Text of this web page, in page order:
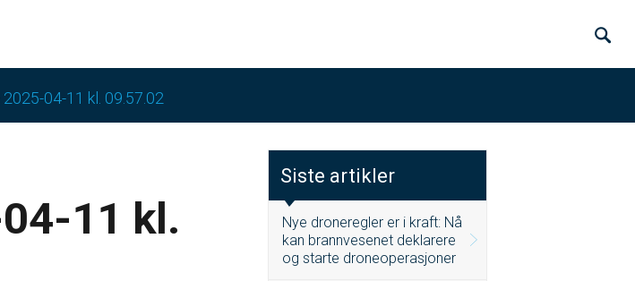
04-11 kl. 09.57.02
11 kl.
Siste artikler
Nye droneregler er i kraft: Nå
kan brannvesenet deklarere
og starte droneoperasjoner